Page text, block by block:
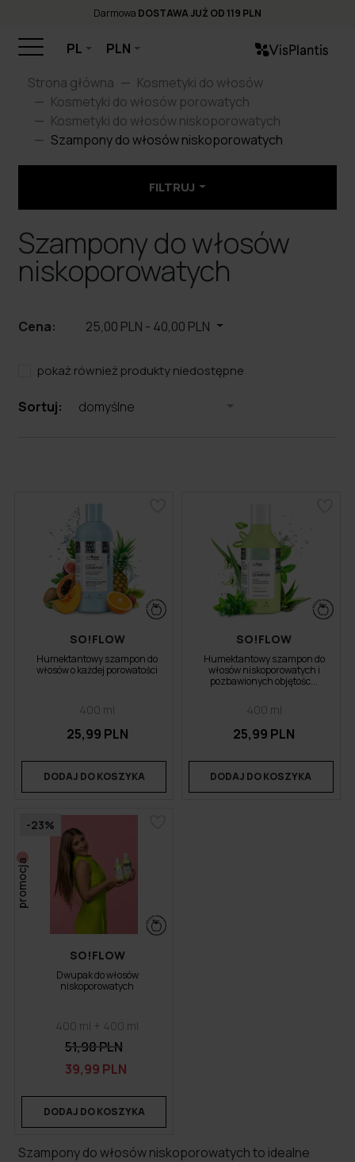
Darmowa DOSTAWA JUŻ OD 119 PLN
PL
PLN
Strona główna
Kosmetyki do włosów
Kosmetyki do włosów porowatych
Kosmetyki do włosów niskoporowatych
Szampony do włosów niskoporowatych
FILTRUJ
Szampony do włosów
niskoporowatych
Cena: 25,00 PLN - 40,00 PLN
pokaż również produkty niedostępne
Sortuj: domyślne
SO!FLOW
Humektantowy szampon do
włosów o każdej porowatości
400 ml
25,99 PLN
DODAJ DO KOSZYKA
SO!FLOW
Humektantowy szampon do
włosów niskoporowatych i
pozbawionych objętośc...
400 ml
25,99 PLN
DODAJ DO KOSZYKA
-23%
promocja
SO!FLOW
Dwupak do włosów
niskoporowatych
400 ml + 400 ml
51,98 PLN
39,99 PLN
DODAJ DO KOSZYKA
Szampony do włosów niskoporowatych to idealne